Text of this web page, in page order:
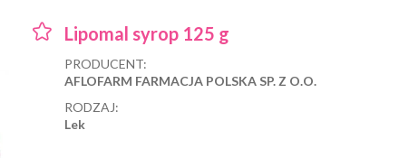
Lipomal syrop 125 g
PRODUCENT:
AFLOFARM FARMACJA POLSKA SP. Z O.O.
RODZAJ:
Lek